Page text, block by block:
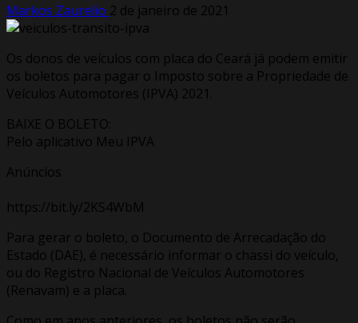
Markos Zaurelio 2 de janeiro de 2021
Os donos de veículos com placa do Ceará já podem emitir
os boletos para pagar o Imposto sobre a Propriedade de
Veículos Automotores (IPVA) 2021.
BAIXE O BOLETO:
Pelo aplicativo Meu IPVA
Anúncios
https://bit.ly/2KS4WbM
Para gerar o boleto, o Documento de Arrecadação do
Estado (DAE), é necessário informar o chassi do veículo,
ou do Registro Nacional de Veículos Automotores
(Renavam) e a placa.